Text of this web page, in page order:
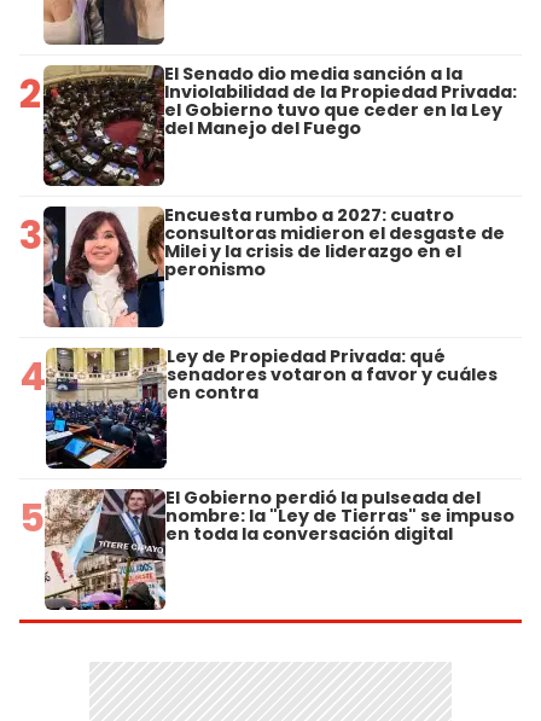
2 El Senado dio media sanción a la
Inviolabilidad de la Propiedad Privada:
el Gobierno tuvo que ceder en la Ley
del Manejo del Fuego
3 Encuesta rumbo a 2027: cuatro
consultoras midieron el desgaste de
Milei y la crisis de liderazgo en el
peronismo
4 Ley de Propiedad Privada: qué
senadores votaron a favor y cuáles
en contra
5 El Gobierno perdió la pulseada del
nombre: la "Ley de Tierras" se impuso
en toda la conversación digital